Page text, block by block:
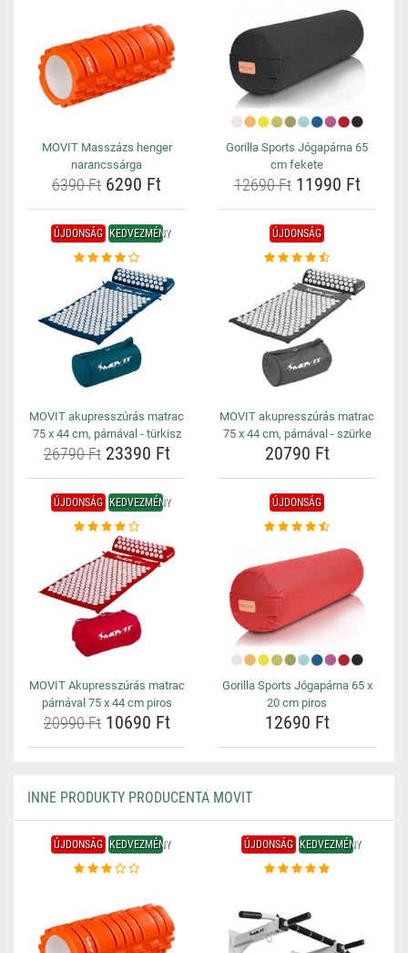
MOVIT Masszázs henger
narancssárga
6390 Ft 6290 Ft
Gorilla Sports Jógapárna 65
cm fekete
12690 Ft11990 Ft
ÚJDONSÁG KEDVEZMÉNY
MOVIT akupresszúrás matrac
75 x 44 cm, párnával - türkisz
26790 Ft23390 Ft
ÚJDONSÁG
MOVIT akupresszúrás matrac
75 x 44 cm, párnával - szürke
20790 Ft
ÚJDONSÁG KEDVEZMÉNY
MOVIT Akupresszúrás matrac
párnával 75 x 44 cm piros
20990 Ft10690 Ft
ÚJDONSÁG
Gorilla Sports Jógapárna 65 x
20 cm piros
12690 Ft
INNE PRODUKTY PRODUCENTA MOVIT
ÚJDONSÁG KEDVEZMÉNY ÚJDONSÁG KEDVEZMÉNY